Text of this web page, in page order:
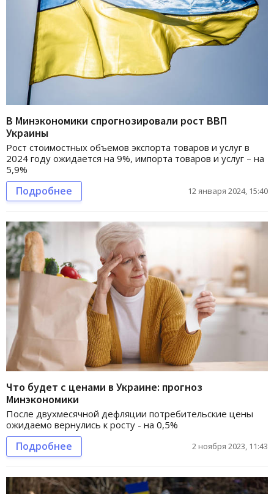
В Минэкономики спрогнозировали рост ВВП
Украины
Рост стоимостных объемов экспорта товаров и услуг в
2024 году ожидается на 9%, импорта товаров и услуг – на
5,9%
Подробнее 12 января 2024, 15:40
Что будет с ценами в Украине: прогноз
Минэкономики
После двухмесячной дефляции потребительские цены
ожидаемо вернулись к росту - на 0,5%
Подробнее 2 ноября 2023, 11:43